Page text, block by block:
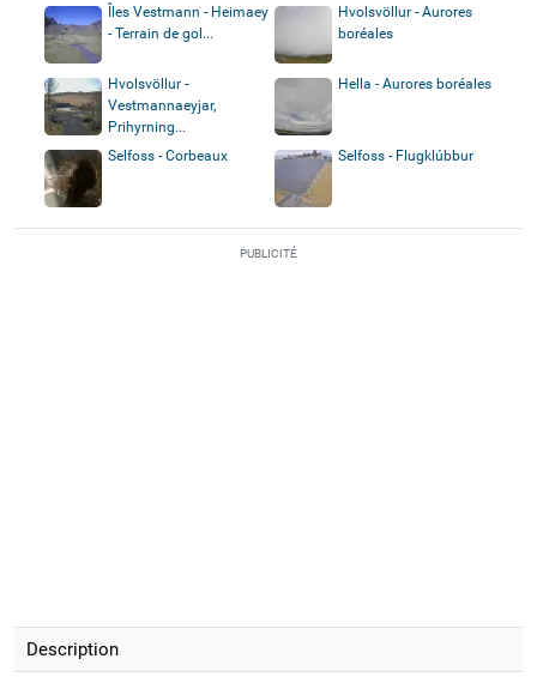
Îles Vestmann - Heimaey
- Terrain de gol...
Hvolsvöllur - Aurores
boréales
Hvolsvöllur -
Vestmannaeyjar,
Prihyrning...
Hella - Aurores boréales
Selfoss - Corbeaux Selfoss - Flugklúbbur
PUBLICITÉ
Description